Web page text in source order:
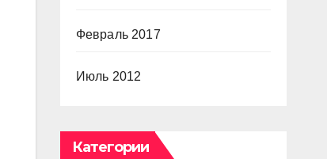
Февраль 2017
Июль 2012
Категории